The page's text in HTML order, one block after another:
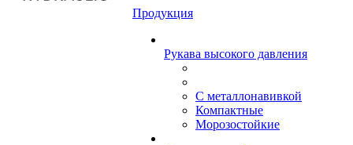
Продукция
Рукава высокого давления
С металлонавивкой
Компактные
Морозостойкие